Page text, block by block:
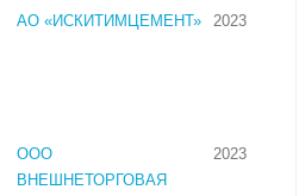
АО «ИСКИТИМЦЕМЕНТ» 2023
ООО
ВНЕШНЕТОРГОВАЯ
2023